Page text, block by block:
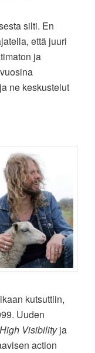
silti. En
että juuri
ja
ne keskustelut
kutsuttiin,
Uuden
High Visibilityja
action